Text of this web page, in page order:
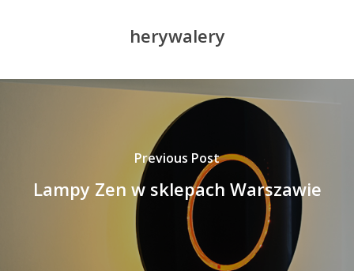
herywalery
Previous Post
Lampy Zen w sklepach Warszawie